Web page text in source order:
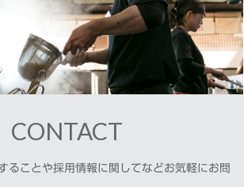
CONTACT
ることや採用情報に関してなどお気軽にお問